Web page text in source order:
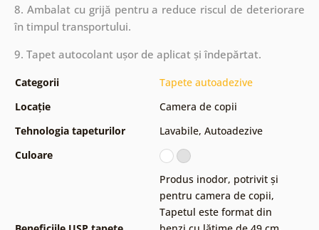
8. Ambalat cu grijă pentru a reduce riscul de deteriorare
în timpul transportului.
9. Tapet autocolant ușor de aplicat și îndepărtat.
Categorii
Tapete autoadezive
Locație
Camera de copii
Tehnologia tapeturilor
Lavabile, Autoadezive
Culoare
Produs inodor, potrivit și
pentru camera de copii,
Tapetul este format din